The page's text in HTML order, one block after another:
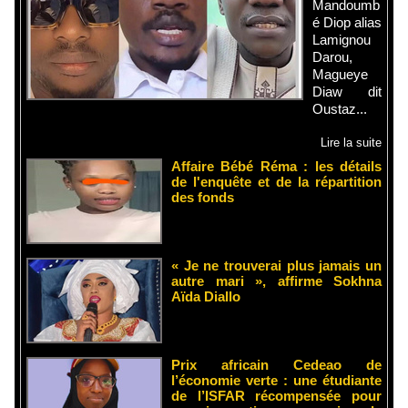
Mandoumb
é Diop alias
Lamignou
Darou,
Magueye
Diaw dit
Oustaz...
Lire la suite
Affaire Bébé Réma : les détails
de l'enquête et de la répartition
des fonds
« Je ne trouverai plus jamais un
autre mari », affirme Sokhna
Aïda Diallo
Prix africain Cedeao de
l’économie verte : une étudiante
de l’ISFAR récompensée pour